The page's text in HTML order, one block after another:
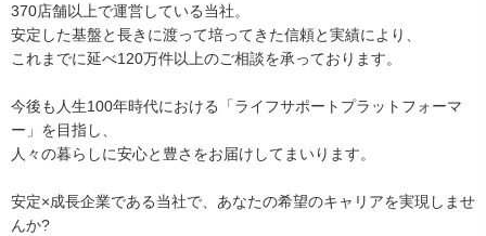
370店舗以上で運営している当社。
安定した基盤と長きに渡って培ってきた信頼と実績により、
これまでに延べ120万件以上のご相談を承っております。
今後も人生100年時代における「ライフサポートプラットフォーマ
ー」を目指し、
人々の暮らしに安心と豊さをお届けしてまいります。
安定×成長企業である当社で、あなたの希望のキャリアを実現しませ
んか?